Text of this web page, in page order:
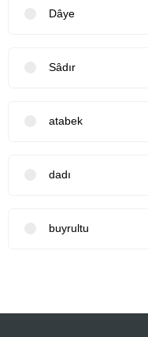
Dâye
Sâdır
atabek
dadı
buyrultu